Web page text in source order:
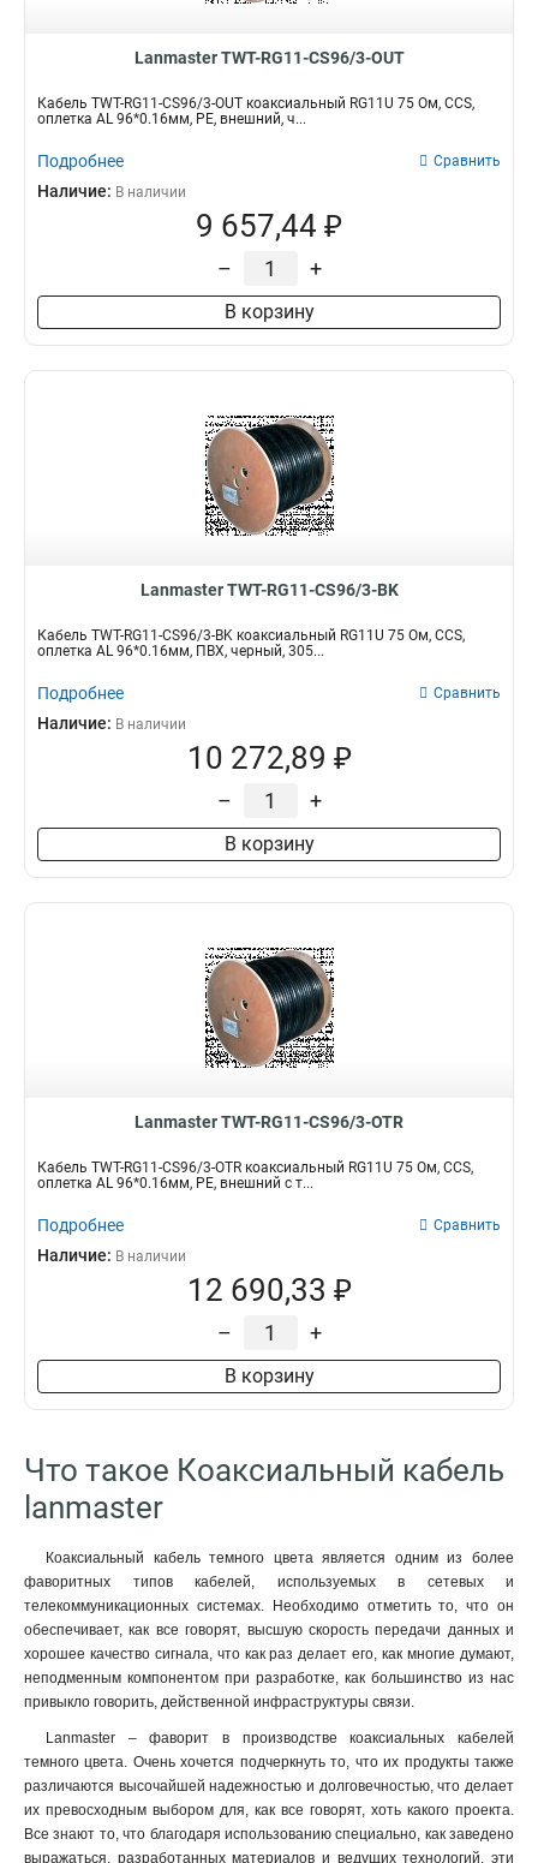
TWT-RG11-CS96/3-BK 1
Lanmaster TWT-RG11-CS96/3-OUT
Кабель TWT-RG11-CS96/3-OUT коаксиальный RG11U 75 Ом, CCS,
оплетка AL 96*0.16мм, PE, внешний, ч...
Подробнее Сравнить
Наличие: В наличии
9 657,44 ₽
– +
В корзину
Lanmaster TWT-RG11-CS96/3-BK
Кабель TWT-RG11-CS96/3-BK коаксиальный RG11U 75 Ом, CCS,
оплетка AL 96*0.16мм, ПВХ, черный, 305...
Подробнее Сравнить
Наличие: В наличии
10 272,89 ₽
– +
В корзину
Lanmaster TWT-RG11-CS96/3-OTR
Кабель TWT-RG11-CS96/3-OTR коаксиальный RG11U 75 Ом, CCS,
оплетка AL 96*0.16мм, PE, внешний с т...
Подробнее Сравнить
Наличие: В наличии
12 690,33 ₽
– +
В корзину
Что такое Коаксиальный кабель
lanmaster
Коаксиальный кабель темного цвета является одним из более
фаворитных типов кабелей, используемых в сетевых и
телекоммуникационных системах. Необходимо отметить то, что он
обеспечивает, как все говорят, высшую скорость передачи данных и
хорошее качество сигнала, что как раз делает его, как многие думают,
неподменным компонентом при разработке, как большинство из нас
привыкло говорить, действенной инфраструктуры связи.
Lanmaster – фаворит в производстве коаксиальных кабелей
темного цвета. Очень хочется подчеркнуть то, что их продукты также
различаются высочайшей надежностью и долговечностью, что делает
их превосходным выбором для, как все говорят, хоть какого проекта.
Все знают то, что благодаря использованию специально, как заведено
выражаться, разработанных материалов и ведущих технологий, эти